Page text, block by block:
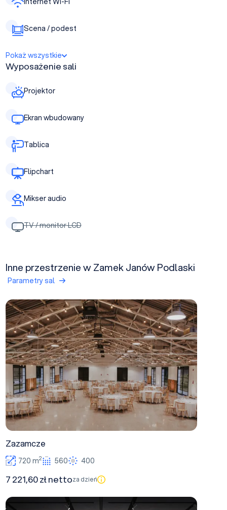
Scena / podest
Pokaż wszystkie
Wyposażenie sali
Projektor
Ekran wbudowany
Tablica
Flipchart
Mikser audio
TV / monitor LCD
Inne przestrzenie w Zamek Janów Podlaski
Parametry sal
Zazamcze
Zazamcze
720 m2 560 400
7 221,60 zł nettoza dzień
KOBIELSKI 3